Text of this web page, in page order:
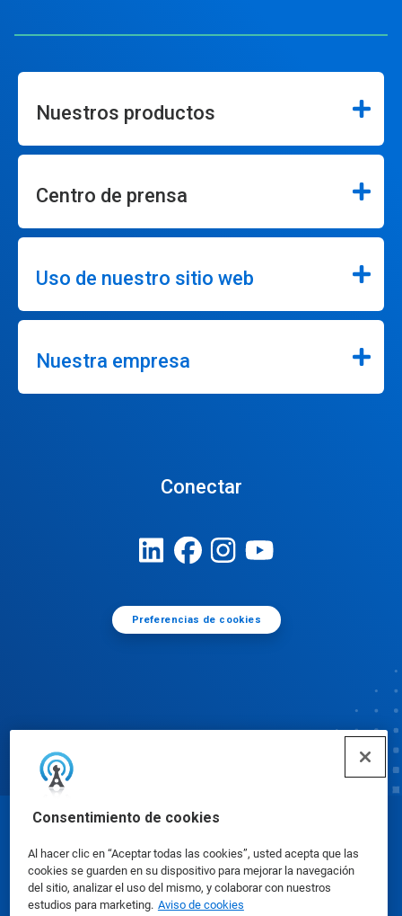
Consentimiento de cookies
Al hacer clic en “Aceptar todas las cookies”, usted acepta que las
cookies se guarden en su dispositivo para mejorar la navegación
del sitio, analizar el uso del mismo, y colaborar con nuestros
estudios para marketing. Aviso de cookies
Nuestros productos
Centro de prensa
Uso de nuestro sitio web
Nuestra empresa
Conectar
Preferencias de cookies
Hojas de datos de seguridad|Política de privacidad